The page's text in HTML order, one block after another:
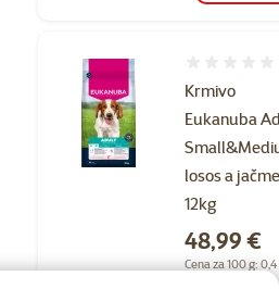
Krmivo
Eukanuba
losos a
12kg
Cena
48,99 €
Cena za 100 g: